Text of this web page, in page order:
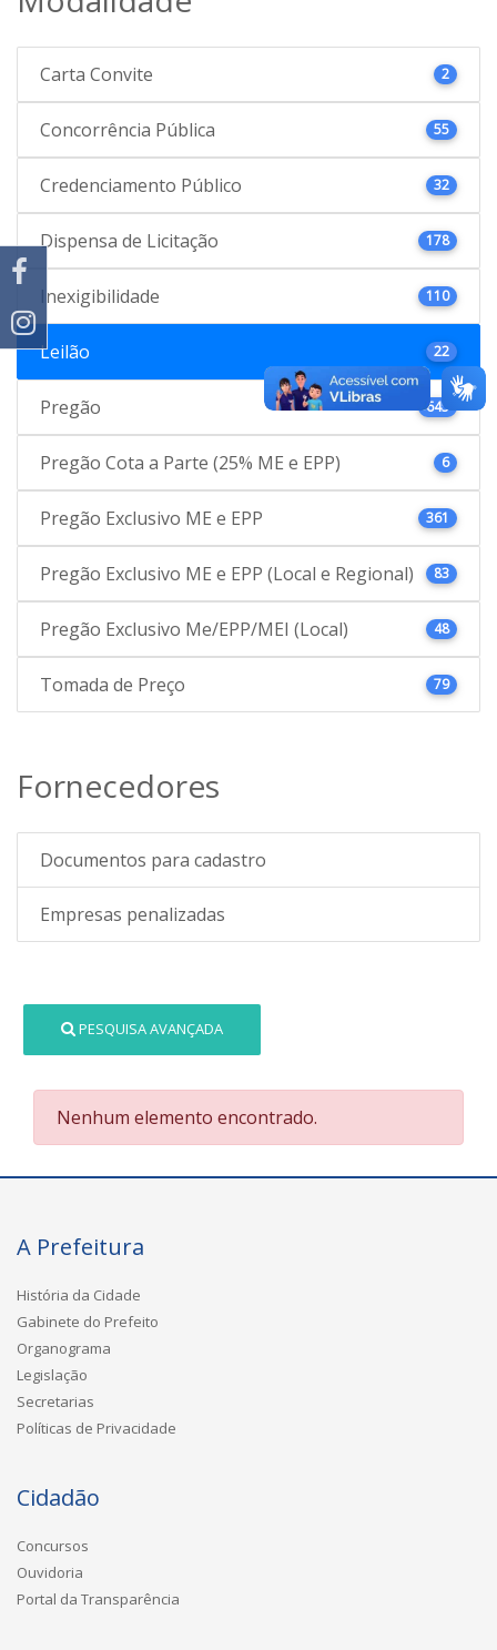
Carta Convite 2
Concorrência Pública 55
Credenciamento Público 32
Dispensa de Licitação 178
Inexigibilidade 110
Leilão 22
Pregão 645
Pregão Cota a Parte (25% ME e EPP) 6
Pregão Exclusivo ME e EPP 361
Pregão Exclusivo ME e EPP (Local e Regional) 83
Pregão Exclusivo Me/EPP/MEI (Local) 48
Tomada de Preço 79
Fornecedores
Documentos para cadastro
Empresas penalizadas
PESQUISA AVANÇADA
Nenhum elemento encontrado.
A Prefeitura
História da Cidade
Gabinete do Prefeito
Organograma
Legislação
Secretarias
Políticas de Privacidade
Cidadão
Concursos
Ouvidoria
Portal da Transparência